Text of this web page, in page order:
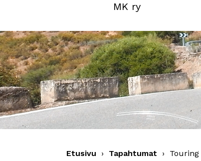
MK ry
Etusivu › Tapahtumat › Touring